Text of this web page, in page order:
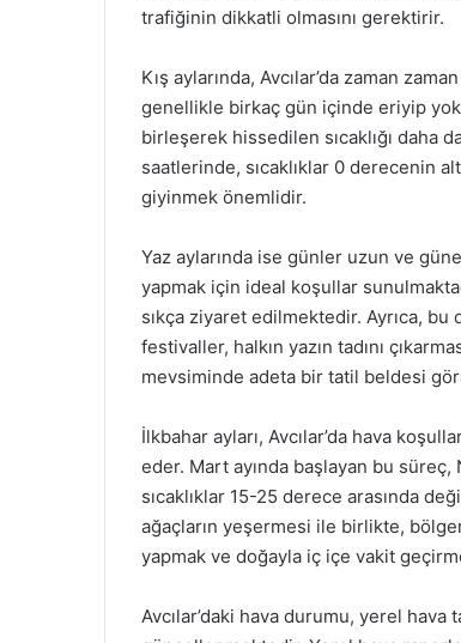
trafiğinin dikkatli olmasını gerektirir.
Kış aylarında, Avcılar’da zaman
genellikle birkaç gün içinde eriyip yok
birleşerek hissedilen sıcaklığı daha
saatlerinde, sıcaklıklar 0 derecenin
giyinmek önemlidir.
Yaz aylarında ise günler uzun ve
yapmak için ideal koşullar
sıkça ziyaret edilmektedir. Ayrıca,
festivaller, halkın yazın tadını
mevsiminde adeta bir tatil beldesi
İlkbahar ayları, Avcılar’da hava
eder. Mart ayında başlayan bu
sıcaklıklar 15-25 derece arasında
ağaçların yeşermesi ile birlikte,
yapmak ve doğayla iç içe vakit
Avcılar’daki hava durumu, yerel